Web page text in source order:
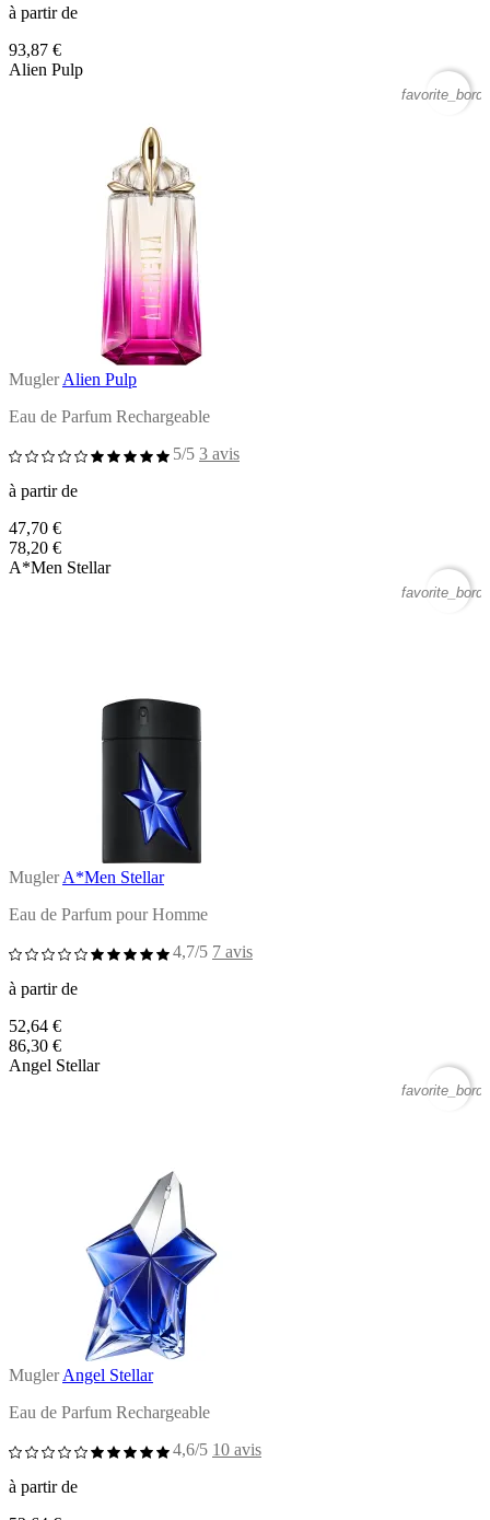
à partir de
93,87 €
Alien Pulp
Mugler Alien Pulp
Eau de Parfum Rechargeable
5/5 3 avis
à partir de
47,70 €
78,20 €
A*Men Stellar
Mugler A*Men Stellar
Eau de Parfum pour Homme
4,7/5 7 avis
à partir de
52,64 €
86,30 €
Angel Stellar
Mugler Angel Stellar
Eau de Parfum Rechargeable
4,6/5 10 avis
à partir de